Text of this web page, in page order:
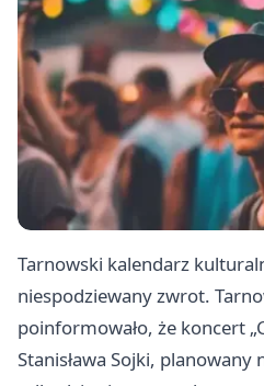
Tarnowski kalendarz
niespodziewany zwrot.
poinformowało, że koncert
Stanisława Sojki, planowany